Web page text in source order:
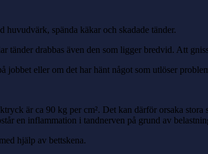
spända käkar och skadade tänder.
tänder drabbas även den som ligger bredvid. Att
jobbet eller om det har hänt något som utlöser
är ca 90 kg per cm². Det kan därför orsaka
en inflammation i tandnerven på grund av
hjälp av bettskena.